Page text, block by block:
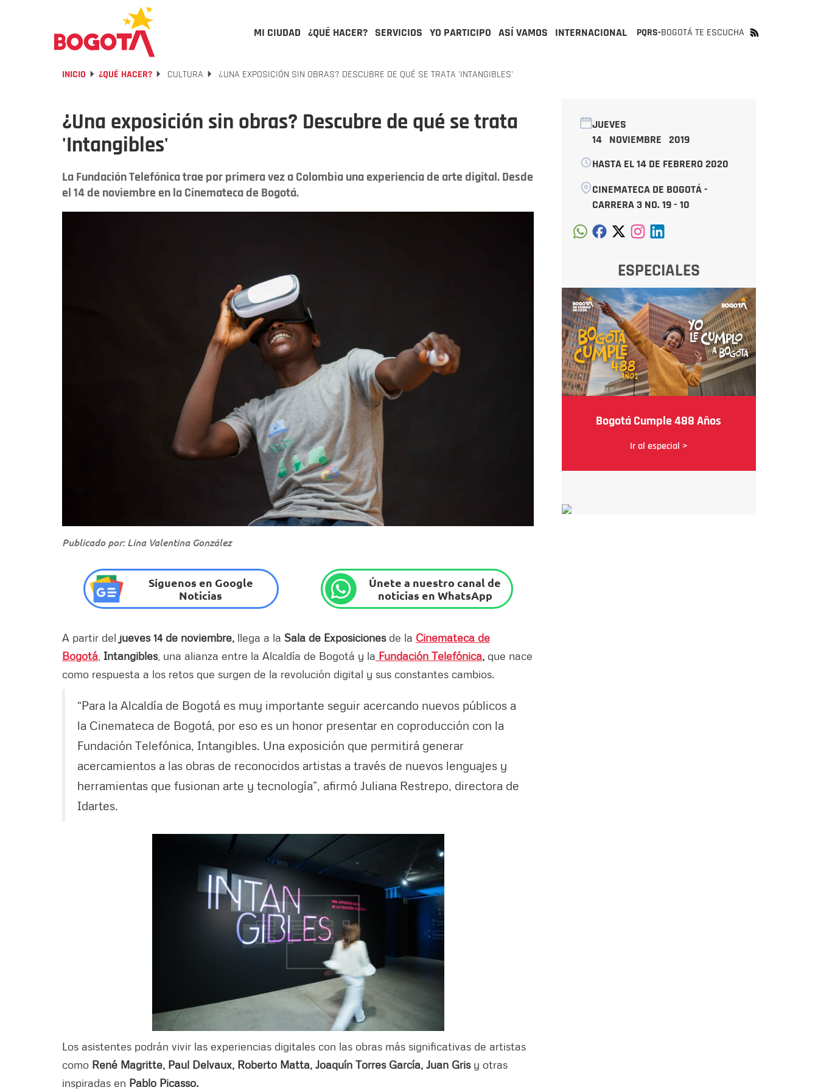
MI CIUDAD ¿QUÉ HACER? SERVICIOS YO PARTICIPO ASÍ VAMOS INTERNACIONAL PQRS-BOGOTÁ TE ESCUCHA
INICIO ¿QUÉ HACER? CULTURA ¿UNA EXPOSICIÓN SIN OBRAS? DESCUBRE DE QUÉ SE TRATA 'INTANGIBLES'
¿Una exposición sin obras? Descubre de qué se trata
'Intangibles'
La Fundación Telefónica trae por primera vez a Colombia una experiencia de arte digital. Desde
el 14 de noviembre en la Cinemateca de Bogotá.
Publicado por: Lina Valentina González
Síguenos en Google
Noticias
Únete a nuestro canal de
noticias en WhatsApp
A partir del jueves 14 de noviembre, llega a la Sala de Exposicionesde la Cinemateca de
Bogotá Intangibles, una alianza entre la Alcaldía de Bogotá y la Fundación Telefónica, que nace
como respuesta a los retos que surgen de la revolución digital y sus constantes cambios.
“Para la Alcaldía de Bogotá es muy importante seguir acercando nuevos públicos a
la Cinemateca de Bogotá, por eso es un honor presentar en coproducción con la
Fundación Telefónica, Intangibles. Una exposición que permitirá generar
acercamientos a las obras de reconocidos artistas a través de nuevos lenguajes y
herramientas que fusionan arte y tecnología”, afirmó Juliana Restrepo, directora de
Idartes.
Los asistentes podrán vivir las experiencias digitales con las obras más significativas de artistas
como René Magritte, Paul Delvaux, Roberto Matta, Joaquín Torres García, Juan Gris y otras
inspiradas en Pablo Picasso.
JUEVES
14 NOVIEMBRE 2019
HASTA EL 14 DE FEBRERO 2020
CINEMATECA DE BOGOTÁ -
CARRERA 3 NO. 19 - 10
ESPECIALES
Bogotá Cumple 488 Años
Ir al especial >